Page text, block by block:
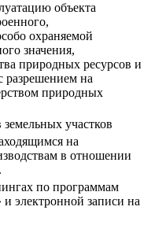
объекта
охраняемой
значения,
природных ресурсов и
разрешением на
природных
участков
на
в отношении
по программам
электронной записи на